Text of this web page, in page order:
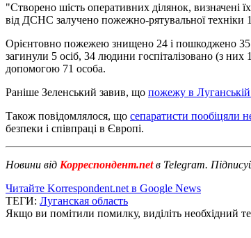
"Створено шість оперативних ділянок, визначені
від ДСНС залучено пожежно-рятувальної техніки
Орієнтовно пожежею знищено 24 і пошкоджено 35
загинули 5 осіб, 34 людини госпіталізовано (з
допомогою 71 особа.
Раніше Зеленський завив, що пожежу в Луганській
Також повідомлялося, що сепаратисти пообіцяли
безпеки і співпраці в Європі.
Новини від Корреспондент.netв Telegram.
Читайте Korrespondent.net в Google News
ТЕГИ: Луганская область
Якщо ви помітили помилку, виділіть необхідний